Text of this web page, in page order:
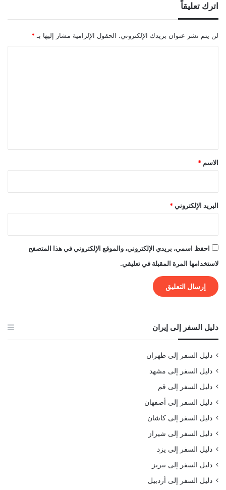
اترك تعليقاً
لن يتم نشر عنوان بريدك الإلكتروني. الحقول الإلزامية مشار إليها بـ *
*
الاسم *
البريد الإلكتروني *
احفظ اسمي، بريدي الإلكتروني، والموقع الإلكتروني في هذا المتصفح
لاستخدامها المرة المقبلة في تعليقي.
دليل السفر إلى إيران
دليل السفر إلى طهران
دليل السفر إلى مشهد
دليل السفر إلى قم
دليل السفر إلى أصفهان
دليل السفر إلى كاشان
دليل السفر إلى شيراز
دليل السفر إلى يزد
دليل السفر إلى تبريز
دليل السفر إلى أردبيل